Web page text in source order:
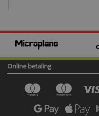
Online betaling